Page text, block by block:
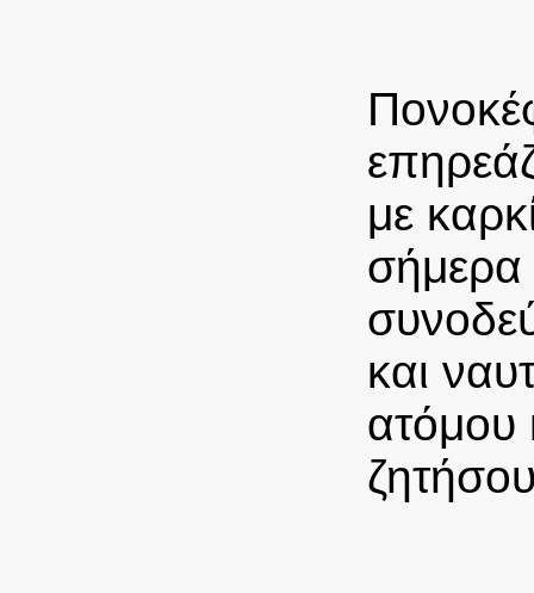
με
σήμερα
και
ατόμου